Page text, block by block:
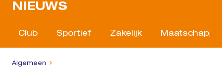
NIEUWS
Club Sportief Zakelijk
Algemeen